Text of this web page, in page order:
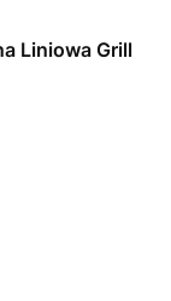
Liniowa Grill